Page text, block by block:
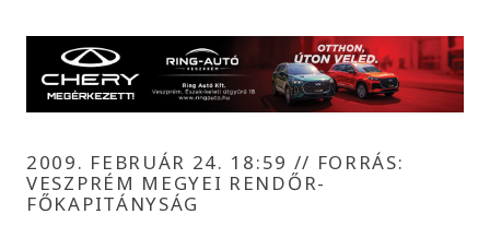
2009. FEBRUÁR 24. 18:59 // FORRÁS:
VESZPRÉM MEGYEI RENDŐR-
FŐKAPITÁNYSÁG